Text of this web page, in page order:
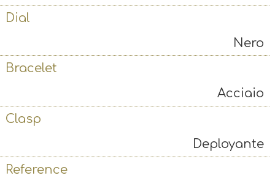
Dial
Nero
Bracelet
Acciaio
Clasp
Deployante
Reference